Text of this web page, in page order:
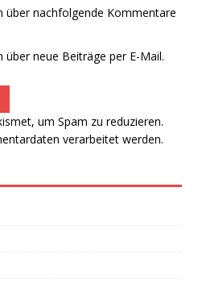
über nachfolgende Kommentare
über neue Beiträge per E-Mail.
um Spam zu reduzieren.
verarbeitet werden.